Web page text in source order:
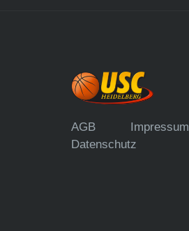
AGB Impressum
Datenschutz